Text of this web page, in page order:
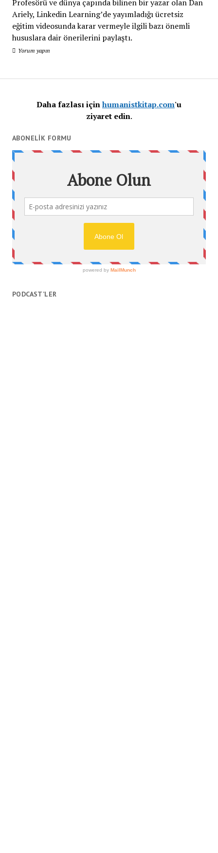
Profesörü ve dünya çapında bilinen bir yazar olan Dan
Ariely, Linkedin Learning’de yayımladığı ücretsiz
eğitim videosunda karar vermeyle ilgili bazı önemli
hususlara dair önerilerini paylaştı.
Yorum yapın
Daha fazlası içinhumanistkitap.com'u
ziyaret edin.
ABONELIK FORMU
PODCAST’LER